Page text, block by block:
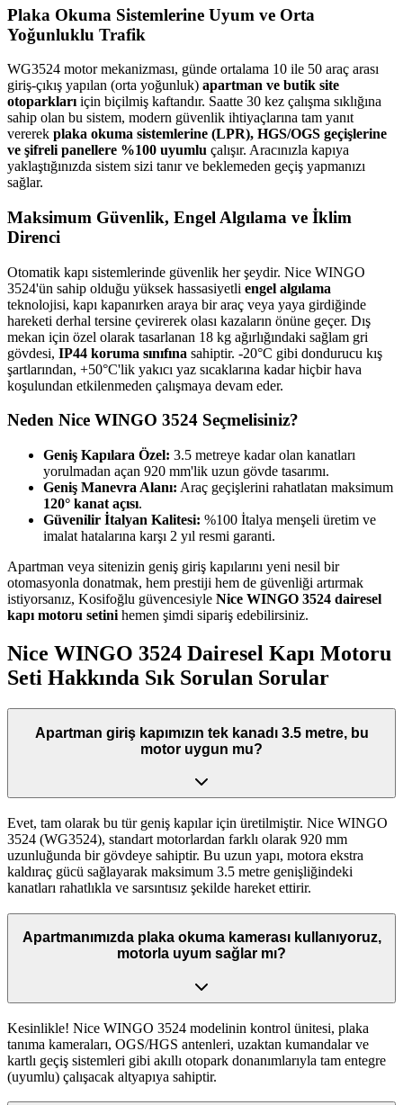
Plaka Okuma Sistemlerine Uyum ve Orta
Yoğunluklu Trafik
WG3524 motor mekanizması, günde ortalama 10 ile 50 araç arası
giriş-çıkış yapılan (orta yoğunluk) apartman ve butik site
otoparkları için biçilmiş kaftandır. Saatte 30 kez çalışma sıklığına
sahip olan bu sistem, modern güvenlik ihtiyaçlarına tam yanıt
vererek plaka okuma sistemlerine (LPR), HGS/OGS geçişlerine
ve şifreli panellere %100 uyumlu çalışır. Aracınızla kapıya
yaklaştığınızda sistem sizi tanır ve beklemeden geçiş yapmanızı
sağlar.
Maksimum Güvenlik, Engel Algılama ve İklim
Direnci
Otomatik kapı sistemlerinde güvenlik her şeydir. Nice WINGO
3524'ün sahip olduğu yüksek hassasiyetli engel algılama
teknolojisi, kapı kapanırken araya bir araç veya yaya girdiğinde
hareketi derhal tersine çevirerek olası kazaların önüne geçer. Dış
mekan için özel olarak tasarlanan 18 kg ağırlığındaki sağlam gri
gövdesi, IP44 koruma sınıfına sahiptir. -20°C gibi dondurucu kış
şartlarından, +50°C'lik yakıcı yaz sıcaklarına kadar hiçbir hava
koşulundan etkilenmeden çalışmaya devam eder.
Neden Nice WINGO 3524 Seçmelisiniz?
Geniş Kapılara Özel: 3.5 metreye kadar olan kanatları
yorulmadan açan 920 mm'lik uzun gövde tasarımı.
Geniş Manevra Alanı: Araç geçişlerini rahatlatan maksimum
120° kanat açısı.
Güvenilir İtalyan Kalitesi: %100 İtalya menşeli üretim ve
imalat hatalarına karşı 2 yıl resmi garanti.
Apartman veya sitenizin geniş giriş kapılarını yeni nesil bir
otomasyonla donatmak, hem prestiji hem de güvenliği artırmak
istiyorsanız, Kosifoğlu güvencesiyle Nice WINGO 3524 dairesel
kapı motoru setini hemen şimdi sipariş edebilirsiniz.
Nice WINGO 3524 Dairesel Kapı Motoru
Seti Hakkında Sık Sorulan Sorular
Apartman giriş kapımızın tek kanadı 3.5 metre, bu
motor uygun mu?
Evet, tam olarak bu tür geniş kapılar için üretilmiştir. Nice WINGO
3524 (WG3524), standart motorlardan farklı olarak 920 mm
uzunluğunda bir gövdeye sahiptir. Bu uzun yapı, motora ekstra
kaldıraç gücü sağlayarak maksimum 3.5 metre genişliğindeki
kanatları rahatlıkla ve sarsıntısız şekilde hareket ettirir.
Apartmanımızda plaka okuma kamerası kullanıyoruz,
motorla uyum sağlar mı?
Kesinlikle! Nice WINGO 3524 modelinin kontrol ünitesi, plaka
tanıma kameraları, OGS/HGS antenleri, uzaktan kumandalar ve
kartlı geçiş sistemleri gibi akıllı otopark donanımlarıyla tam entegre
(uyumlu) çalışacak altyapıya sahiptir.